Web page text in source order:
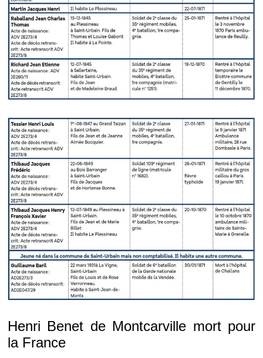
Henri Benet de Montcarville mort pour
la France